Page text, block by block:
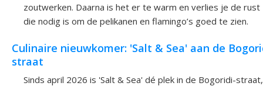
zoutwerken. Daarna is het er te warm en verlies je de rust
die nodig is om de pelikanen en flamingo’s goed te zien.
Culinaire nieuwkomer: 'Salt & Sea' aan de
straat
Sinds april 2026 is 'Salt & Sea' dé plek in de Bogoridi-straat,